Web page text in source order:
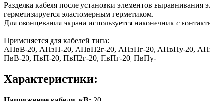
Разделка кабеля после установки элементов
герметизируется эластомерным герметиком.
Для оконцевания экрана используется наконечник с
Применяется для кабелей типа:
АПвВ-20, АПвП-20, АПвП2г-20, АПвПг-20, АПвПу-20,
ПвВ-20, ПвП-20, ПвП2г-20, ПвПг-20, ПвПу-
Характеристики: